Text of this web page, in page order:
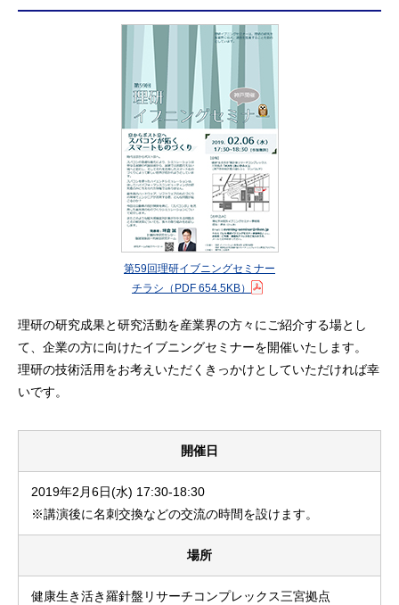
第59回理研イブニングセミナー
チラシ （PDF 654.5KB）
理研の研究成果と研究活動を産業界の方々にご紹介する場とし
て、企業の方に向けたイブニングセミナーを開催いたします。
理研の技術活用をお考えいただくきっかけとしていただければ幸
いです。
開催日
2019年2月6日(水) 17:30-18:30
※講演後に名刺交換などの交流の時間を設けます。
場所
健康生き活き羅針盤リサーチコンプレックス三宮拠点